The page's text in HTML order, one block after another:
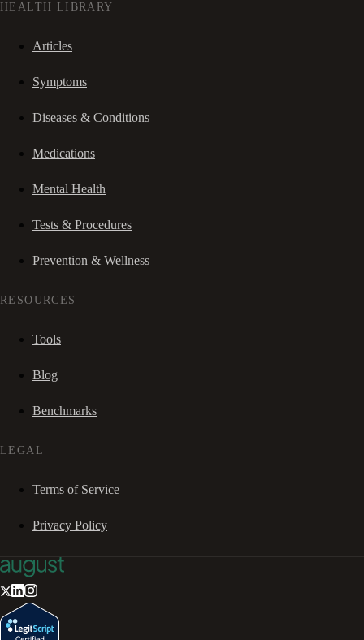
HEALTH LIBRARY
Articles
Symptoms
Diseases & Conditions
Medications
Mental Health
Tests & Procedures
Prevention & Wellness
RESOURCES
Tools
Blog
Benchmarks
LEGAL
Terms of Service
Privacy Policy